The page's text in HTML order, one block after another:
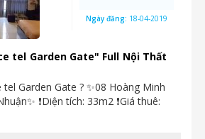
tel Garden Gate" Full Nội Thất
Garden Gate ? ✨08 Hoàng Minh
❗Diện tích: 33m2 ❗Giá thuê:
Ngày đăng: 18-04-2019